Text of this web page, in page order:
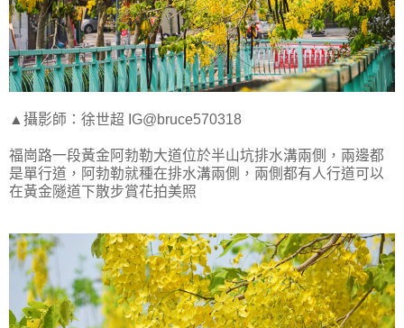
▲攝影師：徐世超 IG@bruce570318
福崗路一段黃金阿勃勒大道位於半山坑排水溝兩側，兩邊都
是單行道，阿勃勒就種在排水溝兩側，兩側都有人行道可以
在黃金隧道下散步賞花拍美照